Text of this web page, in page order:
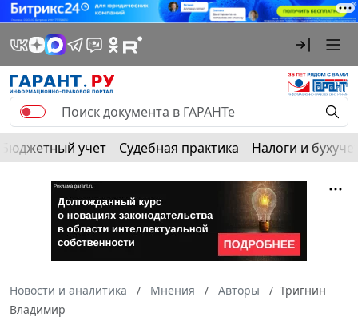
Бюджетный учет Судебная практика Налоги и
Новости и аналитика Мнения Авторы
Тригнин
Владимир